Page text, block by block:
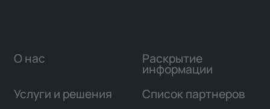
О нас
Услуги и решения
Раскрытие
информации
Список партнеров